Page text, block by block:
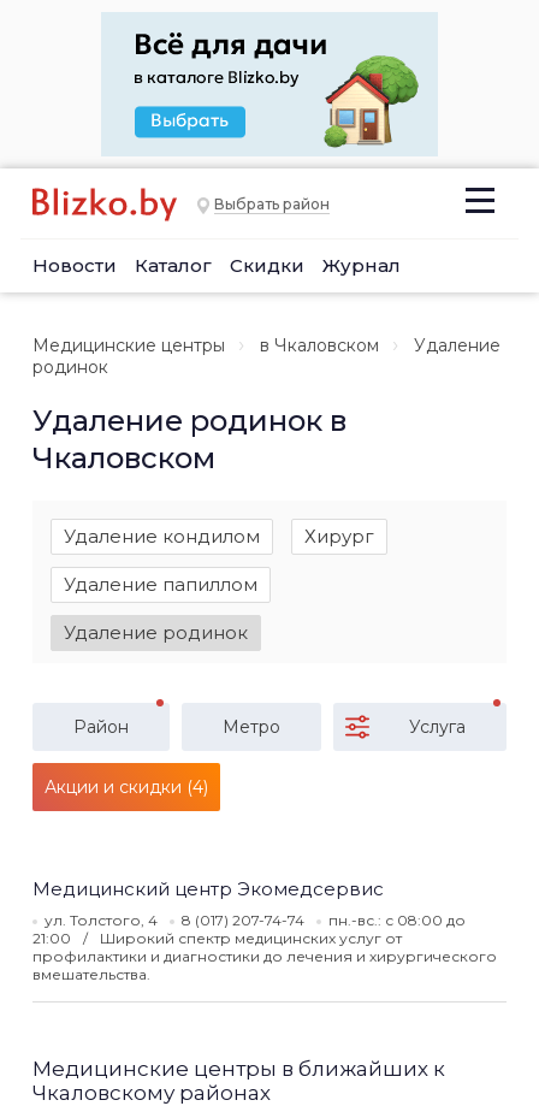
Выбрать район
Новости Каталог Скидки Журнал
Медицинские центры в Чкаловском
Удаление
родинок
Удаление родинок в
Чкаловском
Удаление кондилом Хирург
Удаление папиллом
Удаление родинок
Район Метро Услуга
Акции и скидки (4)
Медицинский центр Экомедсервис
ул. Толстого, 4 8 (017) 207-74-74
пн.-вс.: с 08:00 до
21:00
Широкий спектр медицинских услуг от
профилактики и диагностики до лечения и хирургического
вмешательства.
Медицинские центры в ближайших к
Чкаловскому районах